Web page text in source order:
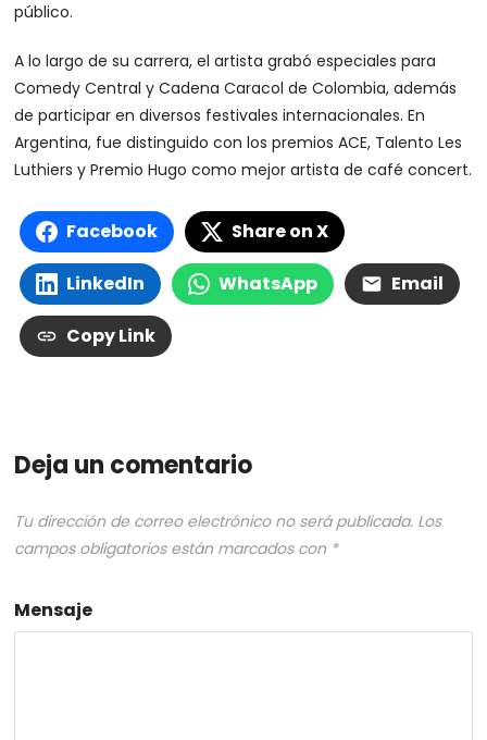
público.
A lo largo de su carrera, el artista grabó especiales para
Comedy Central y Cadena Caracol de Colombia, además
de participar en diversos festivales internacionales. En
Argentina, fue distinguido con los premios ACE, Talento Les
Luthiers y Premio Hugo como mejor artista de café concert.
Facebook Share on X
LinkedIn WhatsApp Email
Copy Link
Deja un comentario
Tu dirección de correo electrónico no será publicada. Los
campos obligatorios están marcados con *
Mensaje